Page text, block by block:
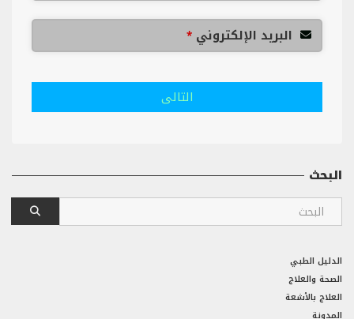
البريد الإلكتروني *
التالى
البحث
الدليل الطبي
الصحة والعلاج
العلاج بالأشعة
المدونة